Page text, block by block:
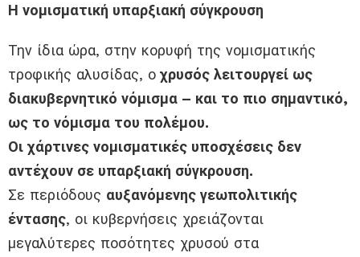
Η νομισματική υπαρξιακή σύγκρουση
Την ίδια ώρα, στην κορυφή της νομισματικής
τροφικής αλυσίδας, ο χρυσός λειτουργεί ως
διακυβερνητικό νόμισμα – και το πιο σημαντικό,
ως το νόμισμα του πολέμου.
Οι χάρτινες νομισματικές υποσχέσεις δεν
αντέχουν σε υπαρξιακή σύγκρουση.
Σε περιόδους αυξανόμενης γεωπολιτικής
έντασης, οι κυβερνήσεις χρειάζονται
μεγαλύτερες ποσότητες χρυσού στα